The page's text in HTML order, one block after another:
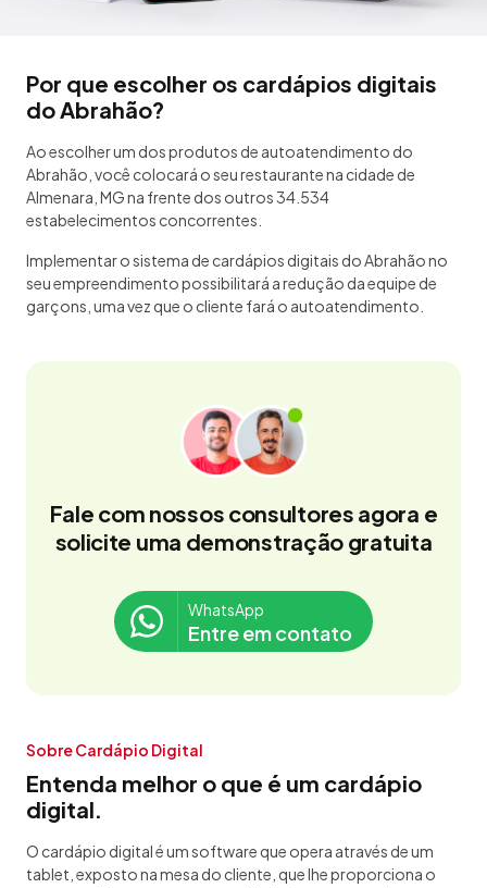
Por que escolher os cardápios digitais
do Abrahão?
Ao escolher um dos produtos de autoatendimento do
Abrahão, você colocará o seu restaurante na cidade de
Almenara, MG na frente dos outros 34.534
estabelecimentos concorrentes.
Implementar o sistema de cardápios digitais do Abrahão no
seu empreendimento possibilitará a redução da equipe de
garçons, uma vez que o cliente fará o autoatendimento.
Fale com nossos consultores agora e
solicite uma demonstração gratuita
WhatsApp
Entre em contato
Sobre Cardápio Digital
Entenda melhor o que é um cardápio
digital.
O cardápio digital é um software que opera através de um
tablet, exposto na mesa do cliente, que lhe proporciona o